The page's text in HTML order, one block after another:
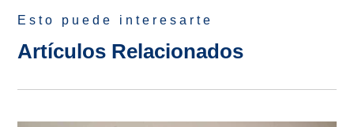
Esto puede interesarte
Artículos Relacionados